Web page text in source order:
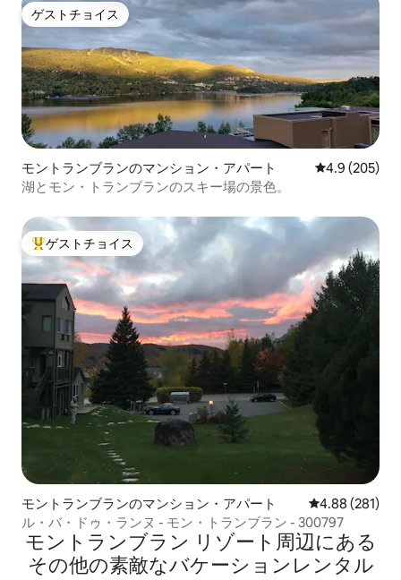
ゲストチョイス
ゲストチョイス
モントランブランのマンション・アパート レビュー205
4.9 (205)
湖とモン・トランブランのスキー場の景色。
大好評のゲストチョイスです。
ゲストチョイス
モントランブランのマンション・アパート レビュー281
4.88 (281)
ル・バ・ドゥ・ランヌ - モン・トランブラン - 300797
モントランブラン リゾート⁠周⁠辺⁠に⁠あ⁠る
そ⁠の⁠他⁠の素⁠敵⁠なバ⁠ケ⁠ー⁠シ⁠ョ⁠ン⁠レ⁠ン⁠タ⁠ル